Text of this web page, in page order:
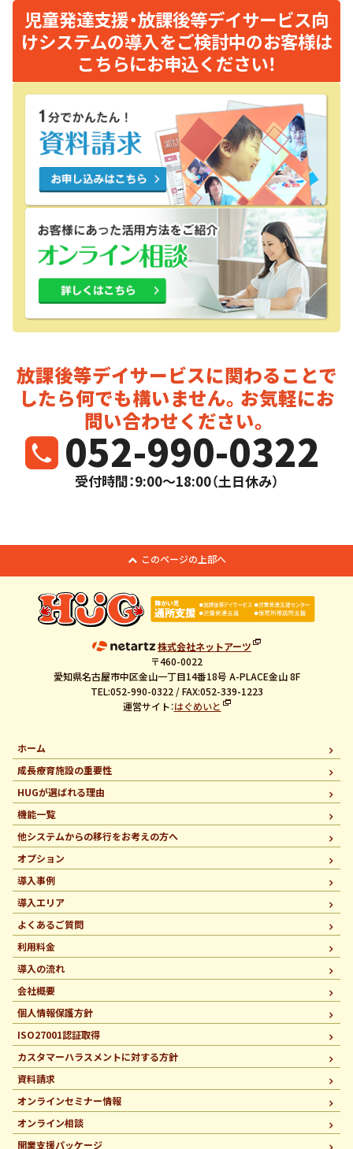
児童発達支援・放課後等デイサービス向
けシステムの導入をご検討中のお客様は
こちらにお申込ください！
放課後等デイサービスに関わることで
したら何でも構いません。お気軽にお
問い合わせください。
052-990-0322
受付時間：9:00～18:00（土日休み）
このページの上部へ
株式会社ネットアーツ
〒460-0022
愛知県名古屋市中区金山一丁目14番18号 A-PLACE金山 8F
TEL:052-990-0322 / FAX:052-339-1223
運営サイト：はぐめいと
ホーム
成長療育施設の重要性
HUGが選ばれる理由
機能一覧
他システムからの移行をお考えの方へ
オプション
導入事例
導入エリア
よくあるご質問
利用料金
導入の流れ
会社概要
個人情報保護方針
ISO27001認証取得
カスタマーハラスメントに対する方針
資料請求
オンラインセミナー情報
オンライン相談
開業支援パッケージ